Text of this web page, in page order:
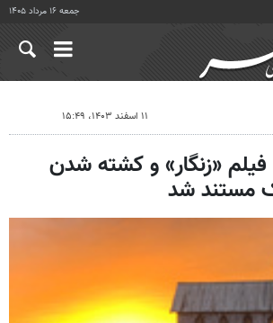
جمعه ۱۶ مرداد ۱۴۰۵
۱۱ اسفند ۱۴۰۳، ۱۵:۴۹
«زنگار» و کشته شدن
مستند شد